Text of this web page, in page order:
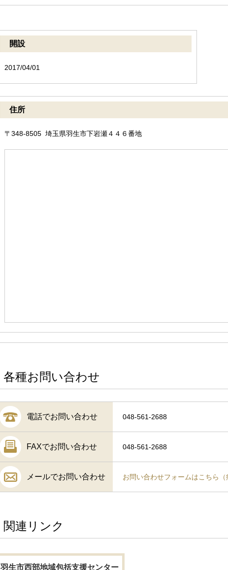
開設
2017/04/01
住所
〒348-8505 埼玉県羽生市下岩瀬４４６番地
各種お問い合わせ
電話でお問い合わせ 048-561-2688
FAXでお問い合わせ 048-561-2688
メールでお問い合わせ お問い合わせフォームはこちら（
関連リンク
羽生市西部地域包括支援センター